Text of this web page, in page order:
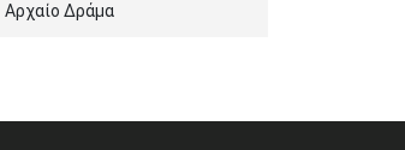
Αρχαίο Δράμα